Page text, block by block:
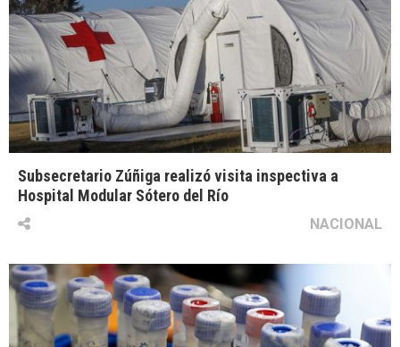
Subsecretario Zúñiga realizó visita inspectiva a
Hospital Modular Sótero del Río
NACIONAL